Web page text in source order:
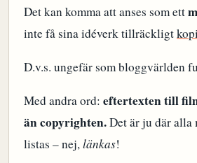
Det kan komma att anses som ett
inte få sina idéverk tillräckligt
D.v.s. ungefär som bloggvärlden
Med andra ord: eftertexten till
än copyrighten.Det är ju där alla
listas – nej,länkas!